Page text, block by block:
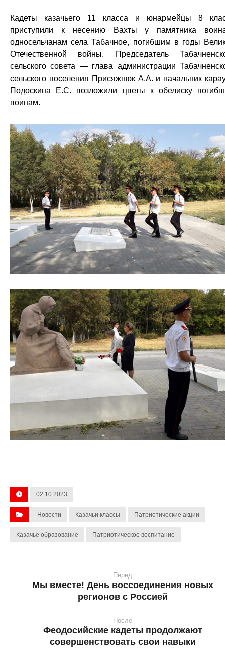
Кадеты казачьего 11 класса и юнармейцы 8
приступили к несению Вахты у памятника
односельчанам села Табачное, погибшим в годы
Отечественной войны. Председатель
сельского совета — глава администрации
сельского поселения Присяжнюк А.А. и начальник
Подоскина Е.С. возложили цветы к обелиску
воинам.
02.10.2023
Новости Казачьи классы Патриотические акции
Казачье образование Патриотическое воспитание
Перед
Мы вместе! День воссоединения новых
регионов с Россией
После
Феодосийские кадеты продолжают
совершенствовать свои навыки